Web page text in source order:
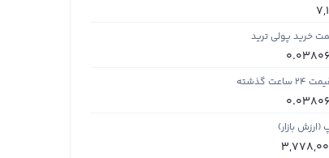
خرید پولی ترید
گذشته
بازار)